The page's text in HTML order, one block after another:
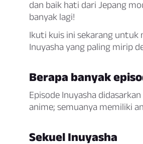
dan baik hati dari Jepang
banyak lagi!
Ikuti kuis ini sekarang
Inuyasha yang paling mirip
Berapa banyak
Episode Inuyasha
anime; semuanya memiliki
Sekuel Inuyasha